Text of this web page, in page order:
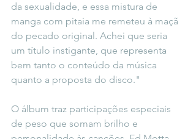
da sexualidade, e essa mistura de
manga com pitaia me remeteu à maçã
do pecado original. Achei que seria
um título instigante, que representa
bem tanto o conteúdo da música
quanto a proposta do disco."
O álbum traz participações especiais
de peso que somam brilho e